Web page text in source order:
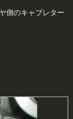
側のキャブレター